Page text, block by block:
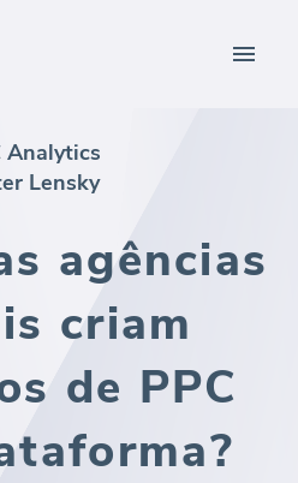
Analytics
Lensky
agências
criam
de PPC